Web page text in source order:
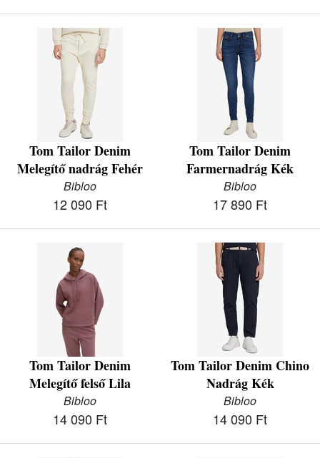
Tom Tailor Denim
Melegítő nadrág Fehér
Bibloo
12 090 Ft
Tom Tailor Denim
Farmernadrág Kék
Bibloo
17 890 Ft
Tom Tailor Denim
Melegítő felső Lila
Bibloo
14 090 Ft
Tom Tailor Denim Chino
Nadrág Kék
Bibloo
14 090 Ft